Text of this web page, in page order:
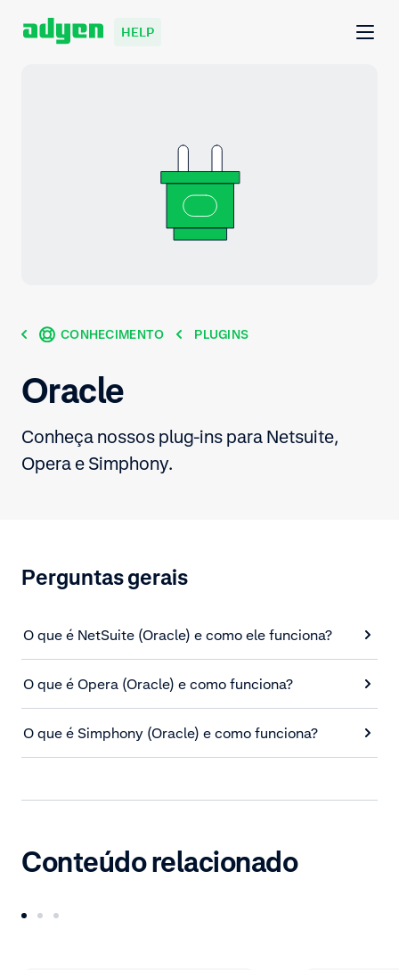
HELP
CONHECIMENTO PLUGINS
Oracle
Conheça nossos plug-ins para Netsuite,
Opera e Simphony.
Perguntas gerais
O que é NetSuite (Oracle) e como ele funciona?
O que é Opera (Oracle) e como funciona?
O que é Simphony (Oracle) e como funciona?
Conteúdo relacionado